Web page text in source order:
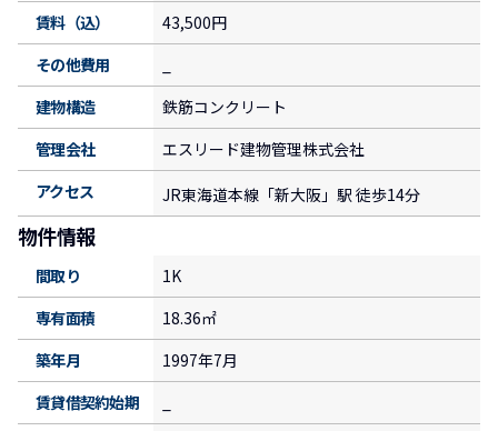
賃料（込）
43,500円
その他費用
建物構造
鉄筋コンクリート
管理会社
エスリード建物管理株式会社
アクセス
JR東海道本線「新大阪」駅 徒歩14分
物件情報
間取り
1K
専有面積
18.36㎡
築年月
1997年7月
賃貸借契約始期